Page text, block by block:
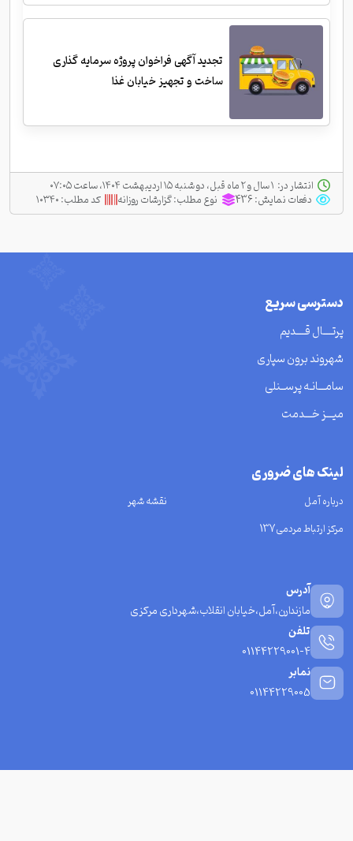
تجدید آگهی فراخوان پروژه سرمایه گذاری
ساخت و تجهیز خیابان غذا
انتشار در:
دفعات نمایش:436 نوع مطلب:گزارشات روزانه کد مطلب:۱۰۳۴۰
دسترسی سریع
پرتــــال قــــدیم
شهروند برون سپاری
سامـــانـه پرســنلی
میـــز خـــدمت
لینک های ضروری
درباره آمل
نقشه شهر
مرکز ارتباط مردمی137
آدرس
مازندارن،آمل،خیابان انقلاب،شهرداری مرکزی
تلفن
01144229001-4
نمابر
01144229005